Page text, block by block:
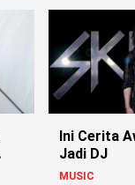
Ini Cerita
Jadi DJ
MUSIC